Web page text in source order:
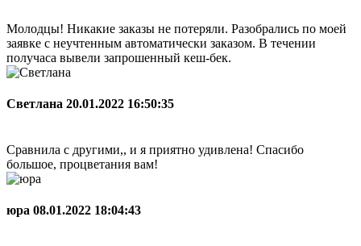
Молодцы! Никакие заказы не потеряли. Разобрались по моей
заявке с неучтенным автоматически заказом. В течении
получаса вывели запрошенный кеш-бек.
Светлана 20.01.2022 16:50:35
Сравнила с другими,, и я приятно удивлена! Спасибо
большое, процветания вам!
юра 08.01.2022 18:04:43